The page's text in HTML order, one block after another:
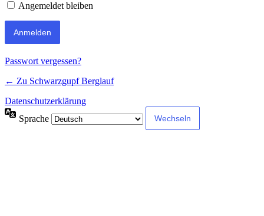
Angemeldet bleiben
Passwort vergessen?
← Zu Schwarzgupf Berglauf
Datenschutzerklärung
Sprache